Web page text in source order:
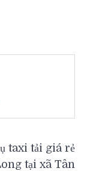
taxi tải giá rẻ
tại xã Tân